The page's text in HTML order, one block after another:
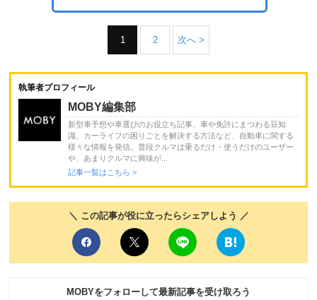
1 2 次へ >
執筆者プロフィール
MOBY編集部
新型車予想や車選びのお役立ち記事、車や免許にまつわる豆知
識、カーライフの困りごとを解決する方法など、自動車に関する
様々な情報を発信。普段クルマは乗るだけ・使うだけのユーザー
や、あまりクルマに興味が...
記事一覧はこちら >
＼ この記事が役に立ったらシェアしよう ／
MOBYをフォローして最新記事を受け取ろう